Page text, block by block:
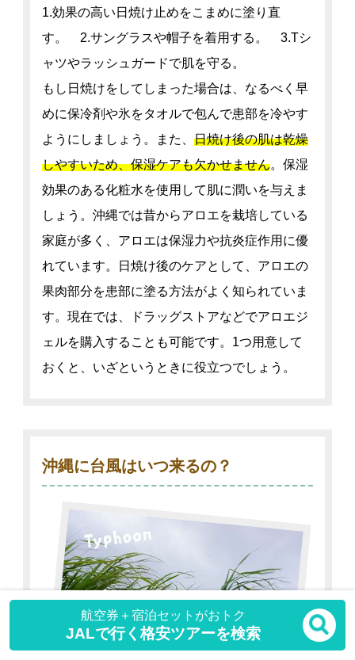
航空券＋宿泊セットがおトク
JALで行く格安ツアーを検索
1.効果の高い日焼け止めをこまめに塗り直
す。 2.サングラスや帽子を着用する。 3.Tシ
ャツやラッシュガードで肌を守る。
もし日焼けをしてしまった場合は、なるべく早
めに保冷剤や氷をタオルで包んで患部を冷やす
ようにしましょう。また、 日焼け後の肌は乾燥
しやすいため、保湿ケアも欠かせません。保湿
効果のある化粧水を使用して肌に潤いを与えま
しょう。沖縄では昔からアロエを栽培している
家庭が多く、アロエは保湿力や抗炎症作用に優
れています。日焼け後のケアとして、アロエの
果肉部分を患部に塗る方法がよく知られていま
す。現在では、ドラッグストアなどでアロエジ
ェルを購入することも可能です。1つ用意して
おくと、いざというときに役立つでしょう。
沖縄に台風はいつ来るの？